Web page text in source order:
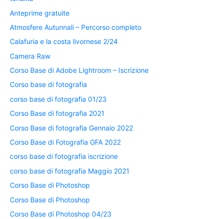
Anteprime gratuite
Atmosfere Autunnali – Percorso completo
Calafuria e la costa livornese 2/24
Camera Raw
Corso Base di Adobe Lightroom – Iscrizione
Corso base di fotografia
corso base di fotografia 01/23
Corso Base di fotografia 2021
Corso Base di fotografia Gennaio 2022
Corso Base di Fotografia GFA 2022
corso base di fotografia iscrizione
corso base di fotografia Maggio 2021
Corso Base di Photoshop
Corso Base di Photoshop
Corso Base di Photoshop 04/23